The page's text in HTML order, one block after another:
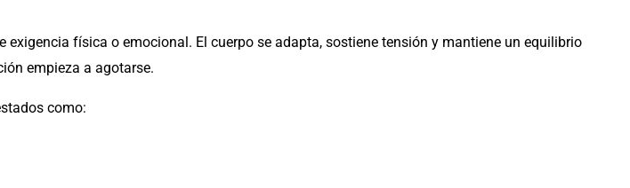
física o emocional. El cuerpo se adapta, sostiene tensión y mantiene un equilibrio
empieza a agotarse.
como: